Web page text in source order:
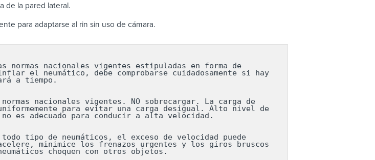
de la pared lateral.
para adaptarse al rin sin uso de cámara.
normas nacionales vigentes estipuladas en forma de
el neumático, debe comprobarse cuidadosamente si hay
a tiempo.
nacionales vigentes. NO sobrecargar. La carga de
para evitar una carga desigual. Alto nivel de
es adecuado para conducir a alta velocidad.
tipo de neumáticos, el exceso de velocidad puede
minimice los frenazos urgentes y los giros bruscos
choquen con otros objetos.